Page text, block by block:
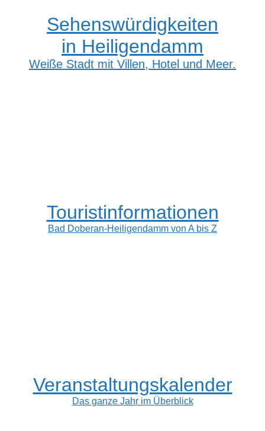
Sehenswürdigkeiten
in Heiligendamm
Weiße Stadt mit Villen, Hotel und Meer.
Touristinformationen
Bad Doberan-Heiligendamm von A bis Z
Veranstaltungskalender
Das ganze Jahr im Überblick